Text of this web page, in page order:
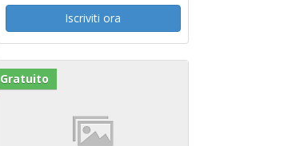
Iscriviti ora
Gratuito